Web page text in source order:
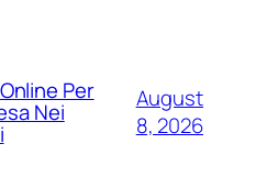
Per
Nei
August
8, 2026